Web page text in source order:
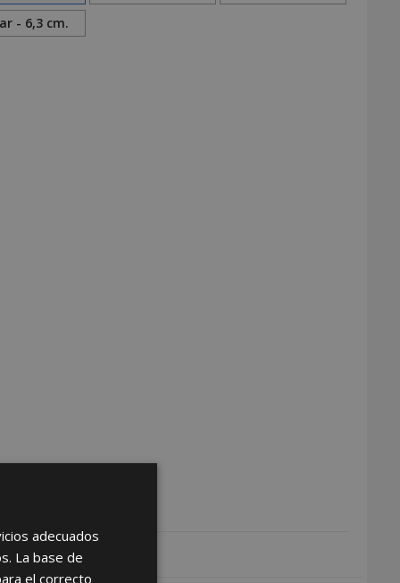
- 6,3 cm.
adecuados
La base de
el correcto